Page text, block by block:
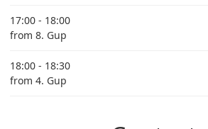
17:00 - 18:00
from 8. Gup
18:00 - 18:30
from 4. Gup